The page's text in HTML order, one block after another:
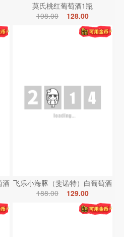
莫氏桃红葡萄酒1瓶
198.00
128.00
酒 飞乐小海豚（斐诺特）白葡萄酒
188.00
129.00